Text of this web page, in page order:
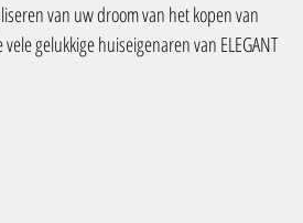
van uw droom van het kopen van
gelukkige huiseigenaren van ELEGANT